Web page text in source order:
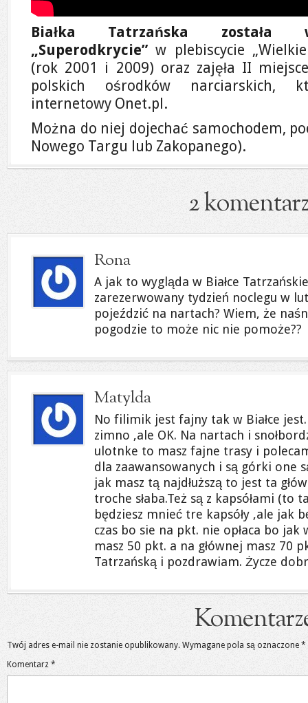
Białka Tatrzańska została
„Superodkrycie” w plebiscycie
(rok 2001 i 2009) oraz zajęła II
polskich ośrodków narciarskich,
internetowy Onet.pl.
Można do niej dojechać samochodem,
Nowego Targu lub Zakopanego).
2
Rona
A jak to wygląda w Białce
zarezerwowany tydzień noclegu w
pojeździć na nartach? Wiem, że
pogodzie to może nic nie pomoże??
Matylda
No filimik jest fajny tak w Białce
zimno ,ale OK. Na nartach i
ulotnke to masz fajne trasy i
dla zaawansowanych i są górki one
jak masz tą najdłuższą to jest ta
troche słaba.Też są z kapsółami (to
będziesz mnieć tre kapsóły ,ale jak
czas bo sie na pkt. nie opłaca bo
masz 50 pkt. a na głównej masz 70
Tatrzańską i pozdrawiam. Życze
Twój adres e-mail nie zostanie opublikowany. Wymagane pola są oznaczone *
Komentarz *